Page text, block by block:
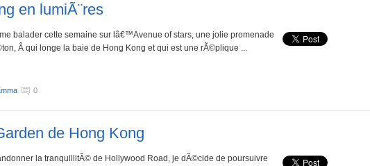
en lumiÃ¨res
balader cette semaine sur lâ€™Avenue of stars, une jolie promenade
Â qui longe la baie de Hong Kong et qui est une rÃ©plique ...
0
de Hong Kong
la tranquillitÃ© de Hollywood Road, je dÃ©cide de poursuivre